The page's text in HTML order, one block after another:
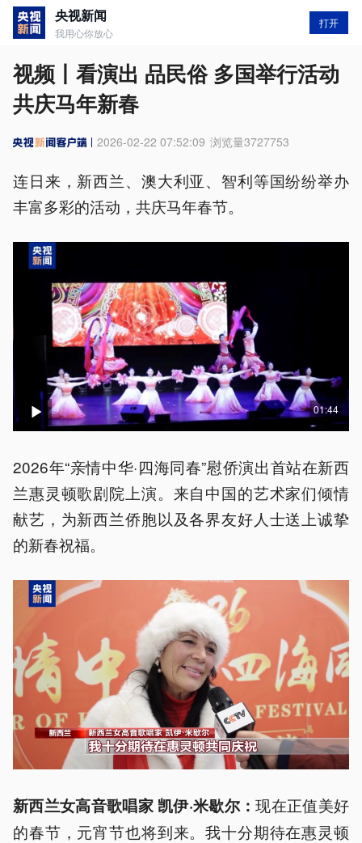
央视新闻
我用心你放心
打开
视频丨看演出 品民俗 多国举行活动
共庆马年新春
2026-02-22 07:52:09 浏览量3727753
连日来，新西兰、澳大利亚、智利等国纷纷举办
丰富多彩的活动，共庆马年春节。
01:44
2026年“亲情中华·四海同春”慰侨演出首站在新西
兰惠灵顿歌剧院上演。来自中国的艺术家们倾情
献艺，为新西兰侨胞以及各界友好人士送上诚挚
的新春祝福。
新西兰女高音歌唱家 凯伊·米歇尔：现在正值美好
的春节，元宵节也将到来。我十分期待在惠灵顿